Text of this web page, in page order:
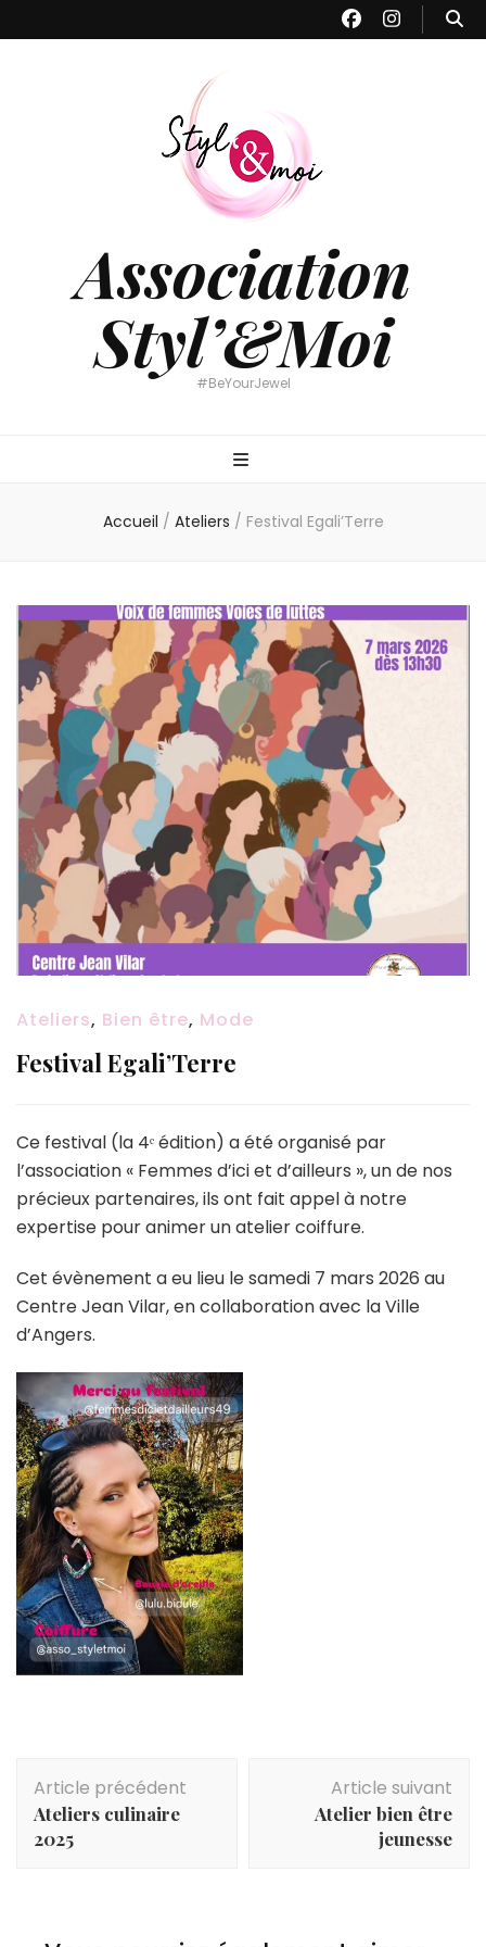
Association
Styl’&Moi
#BeYourJewel
Accueil / Ateliers / Festival Egali’Terre
Ateliers, Bien être, Mode
Festival Egali’Terre
Ce festival (la 4ᵉ édition) a été organisé par
l’association « Femmes d’ici et d’ailleurs », un de nos
précieux partenaires, ils ont fait appel à notre
expertise pour animer un atelier coiffure.
Cet évènement a eu lieu le samedi 7 mars 2026 au
Centre Jean Vilar, en collaboration avec la Ville
d’Angers.
Navigation
d'article
Article précédent
Ateliers culinaire
2025
Article suivant
Atelier bien être
jeunesse